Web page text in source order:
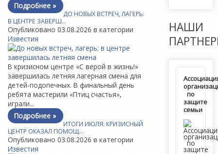
Подробнее »
ДО НОВЫХ ВСТРЕЧ, ЛАГЕРЬ:
В ЦЕНТРЕ ЗАВЕРШ…
Опубликовано 03.08.2026 в категории
Известия
В кризисном центре «С верой в жизнь!»
завершилась летняя лагерная смена для
детей-подопечных. В финальный день
ребята мастерили «Птиц счастья»,
играли...
Подробнее »
ИТОГИ ИЮЛЯ: КРИЗИСНЫЙ
ЦЕНТР ОКАЗАЛ ПОМОЩ…
Опубликовано 03.08.2026 в категории
Известия
НАШИ
по
защите
семьи